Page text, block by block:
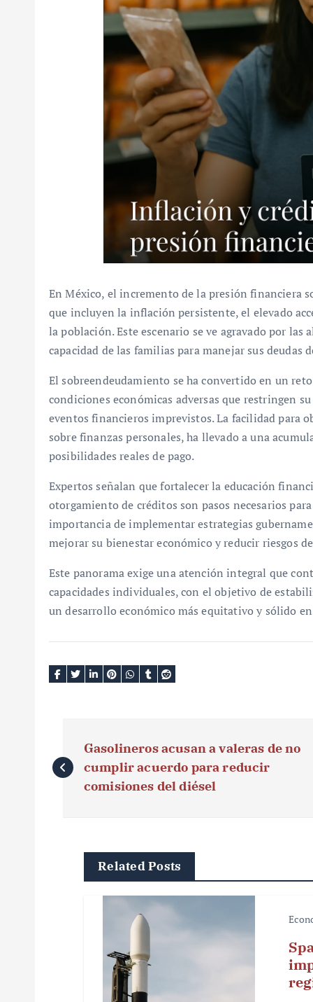
En México, el incremento de la presión financiera
que incluyen la inflación persistente, el elevado
la población. Este escenario se ve agravado por
capacidad de las familias para manejar sus deudas
El sobreendeudamiento se ha convertido en un
condiciones económicas adversas que restringen
eventos financieros imprevistos. La facilidad para
sobre finanzas personales, ha llevado a una
posibilidades reales de pago.
Expertos señalan que fortalecer la educación
otorgamiento de créditos son pasos necesarios
importancia de implementar estrategias
mejorar su bienestar económico y reducir riesgos
Este panorama exige una atención integral que
capacidades individuales, con el objetivo de
un desarrollo económico más equitativo y sólido
a
Gasolineros acusan a valeras de no
cumplir acuerdo para reducir
comisiones del diésel
Related Posts